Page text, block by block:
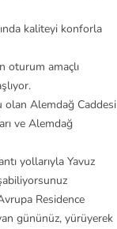
kaliteyi konforla
oturum amaçlı
olan Alemdağ Caddesi
ve Alemdağ
yollarıyla Yavuz
Residence
gününüz, yürüyerek